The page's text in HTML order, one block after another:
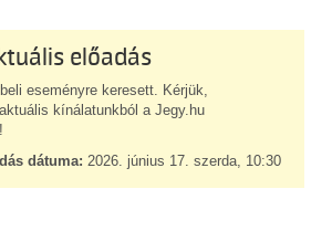
előadás
eseményre keresett. Kérjük,
kínálatunkból a Jegy.hu
dátuma: 2026. június 17. szerda, 10:30